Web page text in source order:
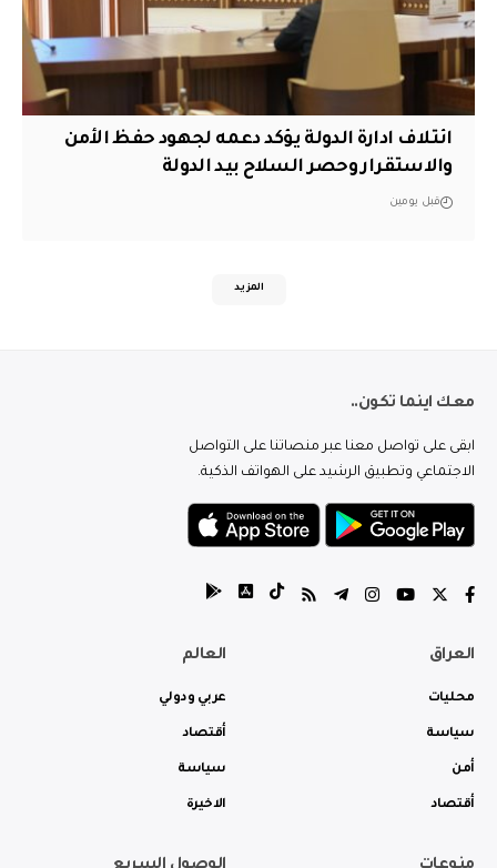
ائتلاف ادارة الدولة يؤكد دعمه لجهود حفظ الأمن
والاستقرار وحصر السلاح بيد الدولة
قبل يومين
المزيد
معك اينما تكون..
ابقى على تواصل معنا عبر منصاتنا على التواصل
الاجتماعي وتطبيق الرشيد على الهواتف الذكية.
العراق
محليات
سياسة
أمن
أقتصاد
العالم
عربي ودولي
أقتصاد
سياسة
الاخيرة